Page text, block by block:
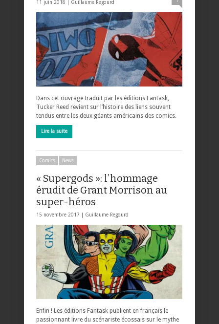
11 juin 2018 | Guillaume Regourd
Dans cet ouvrage traduit par les éditions Fantask,
Tucker Reed revient sur l’histoire des liens souvent
tendus entre les deux géants américains des comics.
Lire la suite
Comics News
« Supergods »: l’hommage
érudit de Grant Morrison au
super-héros
15 novembre 2017 | Guillaume Regourd
Enfin ! Les éditions Fantask publient en français le
passionnant livre du scénariste écossais sur le mythe